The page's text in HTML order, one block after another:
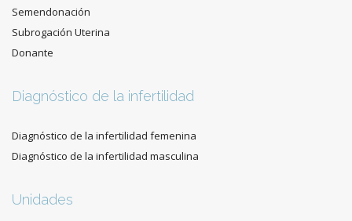
Semendonación
Subrogación Uterina
Donante
Diagnóstico de la infertilidad
Diagnóstico de la infertilidad femenina
Diagnóstico de la infertilidad masculina
Unidades